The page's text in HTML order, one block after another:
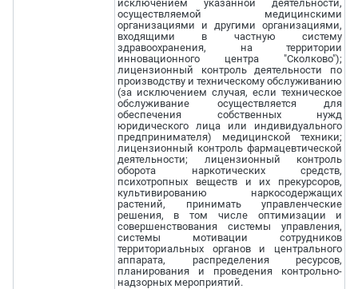
исключением указанной деятельности,
осуществляемой медицинскими
организациями и другими организациями,
входящими в частную систему
здравоохранения, на территории
инновационного центра "Сколково");
лицензионный контроль деятельности по
производству и техническому обслуживанию
(за исключением случая, если техническое
обслуживание осуществляется для
обеспечения собственных нужд
юридического лица или индивидуального
предпринимателя) медицинской техники;
лицензионный контроль фармацевтической
деятельности; лицензионный контроль
оборота наркотических средств,
психотропных веществ и их прекурсоров,
культивированию наркосодержащих
растений, принимать управленческие
решения, в том числе оптимизации и
совершенствования системы управления,
системы мотивации сотрудников
территориальных органов и центрального
аппарата, распределения ресурсов,
планирования и проведения контрольно-
надзорных мероприятий.